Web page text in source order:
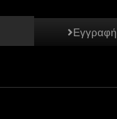
Εγγραφή